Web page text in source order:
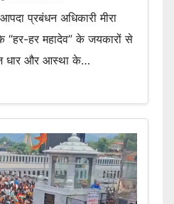
प्रबंधन अधिकारी मीरा
“हर-हर महादेव” के जयकारों से
धार और आस्था के…